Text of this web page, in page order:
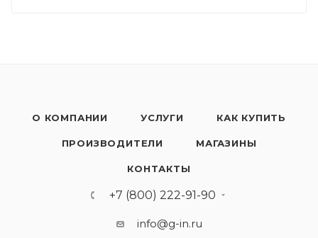
О КОМПАНИИ УСЛУГИ КАК КУПИТЬ
ПРОИЗВОДИТЕЛИ МАГАЗИНЫ
КОНТАКТЫ
+7 (800) 222-91-90
info@g-in.ru